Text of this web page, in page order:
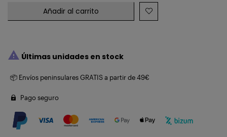
Añadir al carrito
 Últimas unidades en stock
📦 Envíos peninsulares GRATIS a partir de 49€
Pago seguro